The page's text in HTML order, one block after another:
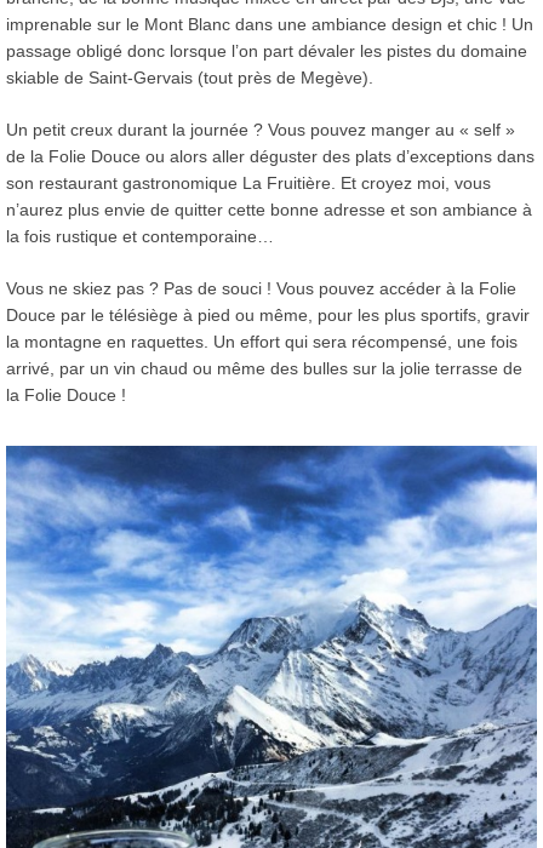
imprenable sur le Mont Blanc dans une ambiance design et chic ! Un
passage obligé donc lorsque l’on part dévaler les pistes du domaine
skiable de Saint-Gervais (tout près de Megève).
Un petit creux durant la journée ? Vous pouvez manger au « self »
de la Folie Douce ou alors aller déguster des plats d’exceptions dans
son restaurant gastronomique La Fruitière. Et croyez moi, vous
n’aurez plus envie de quitter cette bonne adresse et son ambiance à
la fois rustique et contemporaine…
Vous ne skiez pas ? Pas de souci ! Vous pouvez accéder à la Folie
Douce par le télésiège à pied ou même, pour les plus sportifs, gravir
la montagne en raquettes. Un effort qui sera récompensé, une fois
arrivé, par un vin chaud ou même des bulles sur la jolie terrasse de
la Folie Douce !